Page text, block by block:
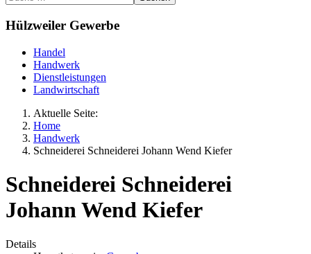
Hülzweiler Gewerbe
Handel
Handwerk
Dienstleistungen
Landwirtschaft
Aktuelle Seite:
Home
Handwerk
Schneiderei Schneiderei Johann Wend Kiefer
Schneiderei Schneiderei
Johann Wend Kiefer
Details